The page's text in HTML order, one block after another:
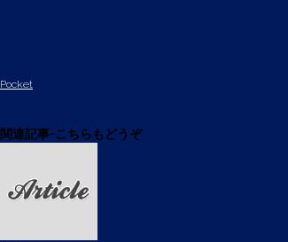
Pocket
関連記事-こちらもどうぞ